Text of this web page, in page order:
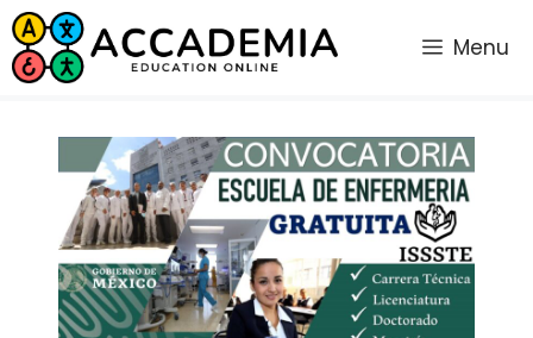
Saltar
al
contenido
Menu